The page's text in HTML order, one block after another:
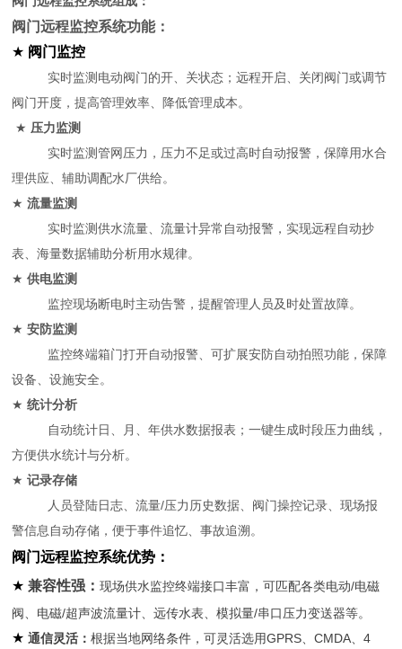
阀门远程监控系统功能：
★ 阀门监控
实时监测电动阀门的开、关状态；远程开启、关闭阀门或调节
阀门开度，提高管理效率、降低管理成本。
★ 压力监测
实时监测管网压力，压力不足或过高时自动报警，保障用水合
理供应、辅助调配水厂供给。
★ 流量监测
实时监测供水流量、流量计异常自动报警，实现远程自动抄
表、海量数据辅助分析用水规律。
★ 供电监测
监控现场断电时主动告警，提醒管理人员及时处置故障。
★ 安防监测
监控终端箱门打开自动报警、可扩展安防自动拍照功能，保障
设备、设施安全。
★ 统计分析
自动统计日、月、年供水数据报表；一键生成时段压力曲线，
方便供水统计与分析。
★ 记录存储
人员登陆日志、流量/压力历史数据、阀门操控记录、现场报
警信息自动存储，便于事件追忆、事故追溯。
阀门远程监控系统优势：
★ 兼容性强：现场供水监控终端接口丰富，可匹配各类电动/电磁
阀、电磁/超声波流量计、远传水表、模拟量/串口压力变送器等。
★ 通信灵活：根据当地网络条件，可灵活选用GPRS、CMDA、4